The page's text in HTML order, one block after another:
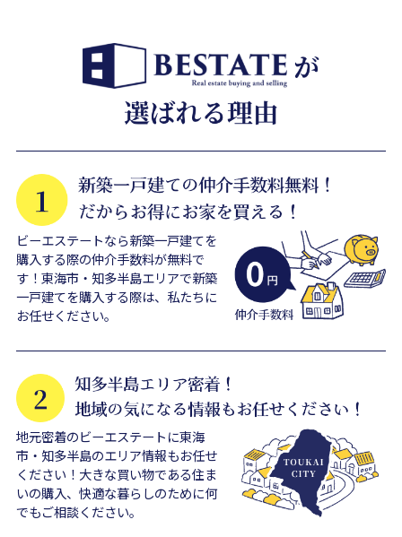
ビーエステートなら新築一戸建てを
購入する際の仲介手数料が無料で
す！東海市・知多半島エリアで新築
一戸建てを購入する際は、私たちに
お任せください。
地元密着のビーエステートに東海
市・知多半島のエリア情報もお任せ
ください！大きな買い物である住ま
いの購入、快適な暮らしのために何
でもご相談ください。